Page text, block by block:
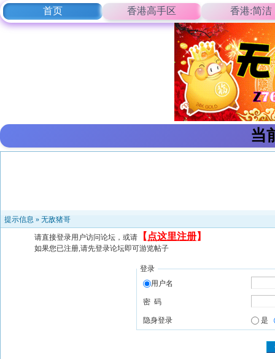
首页 香港高手区 香港:简洁
当
提示信息 » 无敌猪哥
请直接登录用户访问论坛，或请 【 点这里注册】
如果您已注册,请先登录论坛即可游览帖子
登录
用户名
密 码
隐身登录 是